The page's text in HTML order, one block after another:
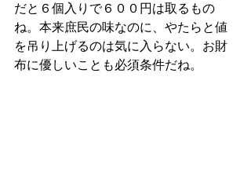
だと６個入りで６００円は取るもの
ね。本来庶民の味なのに、やたらと値
を吊り上げるのは気に入らない。お財
布に優しいことも必須条件だね。